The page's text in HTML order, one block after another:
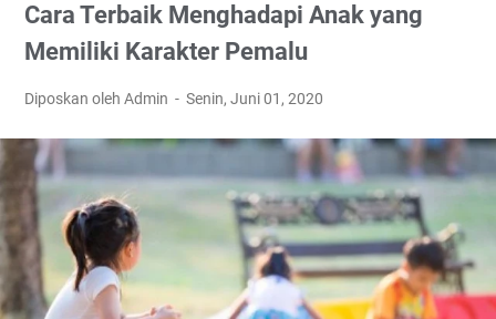
Cara Terbaik Menghadapi Anak yang
Memiliki Karakter Pemalu
Diposkan oleh Admin Senin, Juni 01, 2020